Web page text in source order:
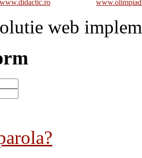
www.didactic.ro
web